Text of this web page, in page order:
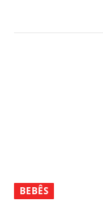
BEBÊS